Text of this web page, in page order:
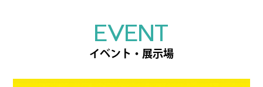
EVENT
イベント・展示場